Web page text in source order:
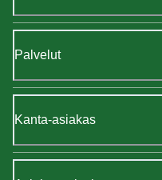
Palvelut
Kanta-asiakas